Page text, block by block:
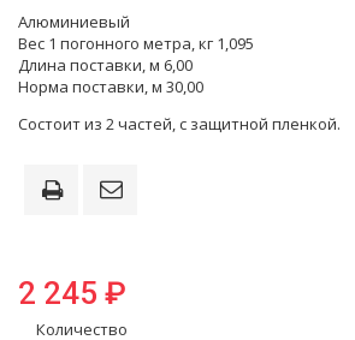
Алюминиевый
Вес 1 погонного метра, кг 1,095
Длина поставки, м 6,00
Норма поставки, м 30,00
Состоит из 2 частей, с защитной пленкой.
2 245 ₽
Количество